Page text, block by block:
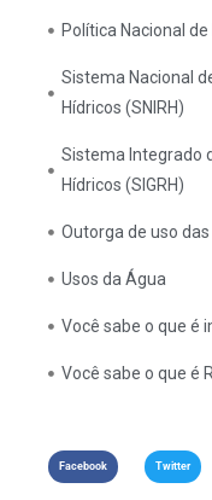
Política Nacional
Sistema Nacional
Hídricos (SNIRH)
Sistema Integrado
Hídricos (SIGRH)
Outorga de uso
Usos da Água
Você sabe o que é
Você sabe o que é
Facebook Twitter